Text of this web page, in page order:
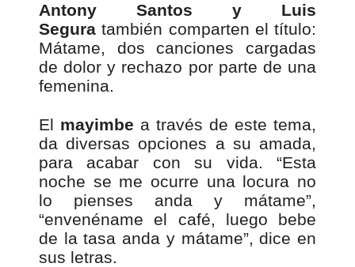
Antony Santos y Luis
Segura también comparten el título:
Mátame, dos canciones cargadas
de dolor y rechazo por parte de una
femenina.
El mayimbe a través de este tema,
da diversas opciones a su amada,
para acabar con su vida. “Esta
noche se me ocurre una locura no
lo pienses anda y mátame”,
“envenéname el café, luego bebe
de la tasa anda y mátame”, dice en
sus letras.